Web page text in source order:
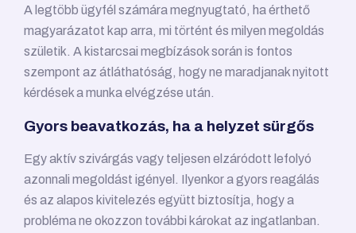
A legtöbb ügyfél számára megnyugtató, ha érthető
magyarázatot kap arra, mi történt és milyen megoldás
születik. A kistarcsai megbízások során is fontos
szempont az átláthatóság, hogy ne maradjanak nyitott
kérdések a munka elvégzése után.
Gyors beavatkozás, ha a helyzet sürgős
Egy aktív szivárgás vagy teljesen elzáródott lefolyó
azonnali megoldást igényel. Ilyenkor a gyors reagálás
és az alapos kivitelezés együtt biztosítja, hogy a
probléma ne okozzon további károkat az ingatlanban.